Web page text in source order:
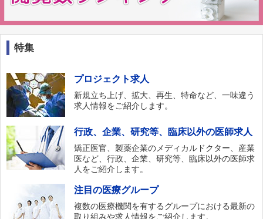
特集
プロジェクト求人
新規立ち上げ、拡大、再生、特命など、一味違う
求人情報をご紹介します。
行政、企業、研究等、臨床以外の医師求人
矯正医官、製薬企業のメディカルドクター、産業
医など、行政、企業、研究等、臨床以外の医師求
人をご紹介します。
注目の医療グループ
複数の医療機関を有するグループにおける最新の
取り組みや求人情報をご紹介します。